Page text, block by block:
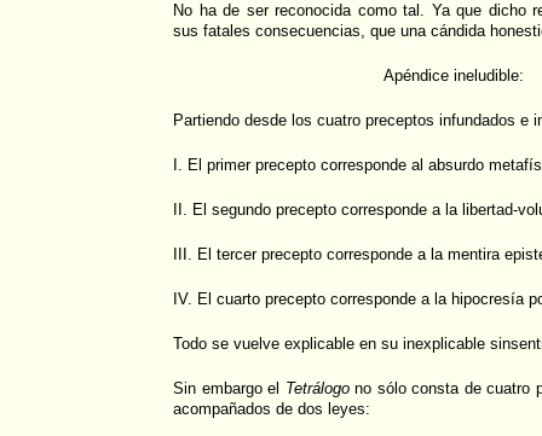
No ha de ser reconocida como tal. Ya que dicho
sus fatales consecuencias, que una cándida
Apéndice ineludible:
Partiendo desde los cuatro preceptos infundados e
I. El primer precepto corresponde al absurdo
II. El segundo precepto corresponde a la libertad-
III. El tercer precepto corresponde a la mentira
IV. El cuarto precepto corresponde a la hipocresía
Todo se vuelve explicable en su inexplicable
Sin embargo el Tetrálogono sólo consta de cuatro
acompañados de dos leyes: